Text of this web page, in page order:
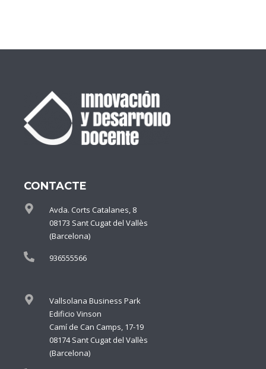
CONTACTE
Avda. Corts Catalanes, 8
08173 Sant Cugat del Vallès
(Barcelona)
936555566
Vallsolana Business Park
Edificio Vinson
Camí de Can Camps, 17-19
08174 Sant Cugat del Vallès
(Barcelona)